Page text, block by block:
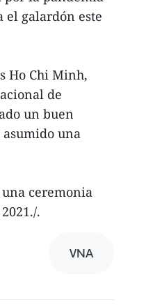
el galardón este
Ho Chi Minh,
de
un buen
una
una ceremonia
.
VNA